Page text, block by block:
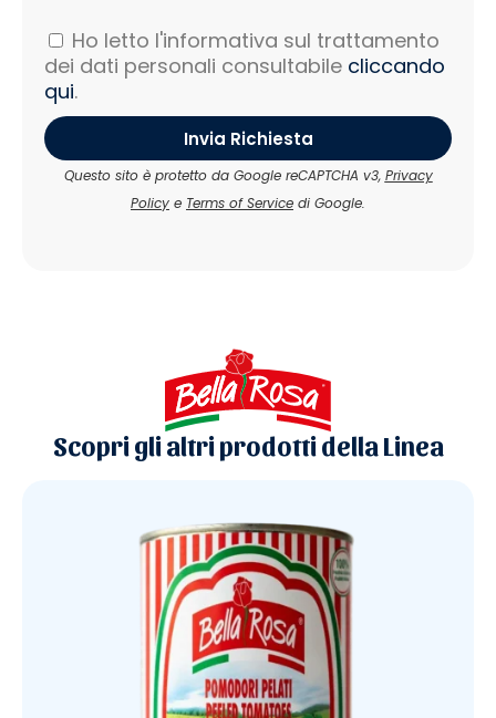
Ho letto l'informativa sul trattamento
dei dati personali consultabile cliccando
qui.
Invia Richiesta
Questo sito è protetto da Google reCAPTCHA v3, Privacy
Policy e Terms of Service di Google.
Scopri gli altri prodotti della Linea